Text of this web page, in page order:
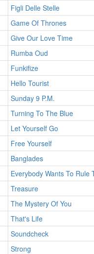
Figli Delle Stelle
Game Of Thrones
Give Our Love Time
Rumba Oud
Funkifize
Hello Tourist
Sunday 9 P.M.
Turning To The Blue
Let Yourself Go
Free Yourself
Banglades
Everybody Wants To Rule
Treasure
The Mystery Of You
That's Life
Soundcheck
Strong